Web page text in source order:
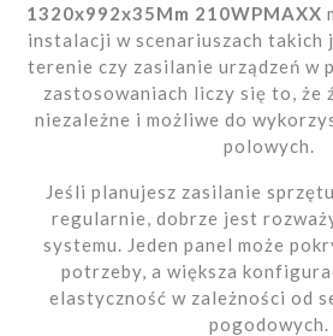
1320x992x35Mm 210WPMAXX
instalacji w scenariuszach takich
terenie czy zasilanie urządzeń w
zastosowaniach liczy się to, że
niezależne i możliwe do
polowych.
Jeśli planujesz zasilanie
regularnie, dobrze jest
systemu. Jeden panel może
potrzeby, a większa
elastyczność w zależności od
pogodowych.